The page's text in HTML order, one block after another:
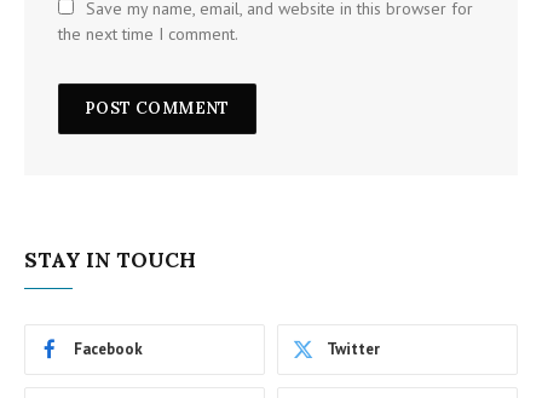
Save my name, email, and website in this browser for
the next time I comment.
STAY IN TOUCH
Facebook Twitter